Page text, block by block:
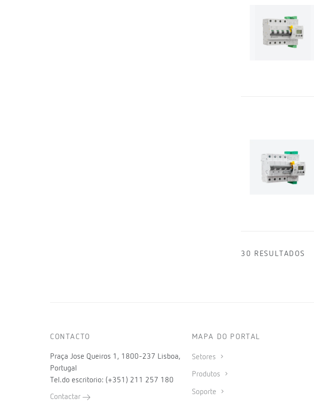
30 RESULTADOS
CONTACTO
Praça Jose Queiros 1, 1800-237 Lisboa,
Portugal
Tel.do escritorio: (+351) 211 257 180
Contactar
MAPA DO PORTAL
Setores
Produtos
Soporte